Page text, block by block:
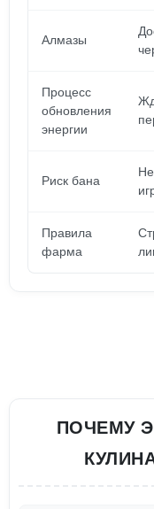
Алмазы
Процесс
обновления
энергии
Риск бана
Правила
фарма
ПОЧЕМУ